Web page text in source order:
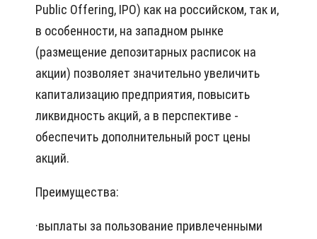
Public Offering, IPO) как на российском, так и,
в особенности, на западном рынке
(размещение депозитарных расписок на
акции) позволяет значительно увеличить
капитализацию предприятия, повысить
ликвидность акций, а в перспективе -
обеспечить дополнительный рост цены
акций.
Преимущества:
·выплаты за пользование привлеченными